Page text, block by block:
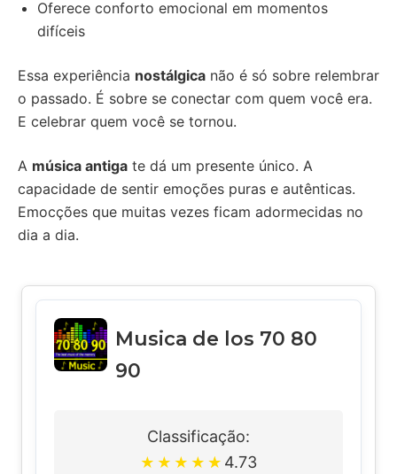
Oferece conforto emocional em momentos
difíceis
Essa experiência nostálgica não é só sobre relembrar
o passado. É sobre se conectar com quem você era.
E celebrar quem você se tornou.
A música antiga te dá um presente único. A
capacidade de sentir emoções puras e autênticas.
Emocções que muitas vezes ficam adormecidas no
dia a dia.
Musica de los 70 80
90
Classificação:
★ ★ ★ ★ ★ 4.73